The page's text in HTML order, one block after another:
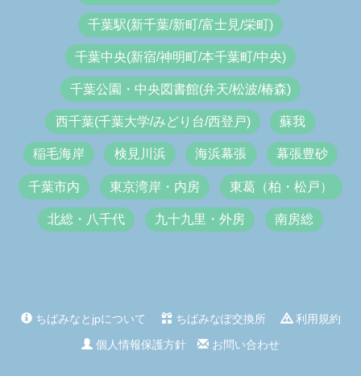
千葉駅(新千葉/新町/富士見/栄町)
千葉中央(新宿/神明町/本千葉町/中央)
千葉公園・中央図書館(弁天/松波/椿森)
西千葉(千葉大学/みどり台/西登戸) 蘇我
稲毛海岸 検見川浜 海浜幕張 幕張豊砂
千葉市内 東京湾岸・内房 東葛（柏・松戸）
北総・八千代 九十九里・外房 南房総
ちばみなとjpについて ちばみなぽ交換所
利用規約
個人情報保護方針
お問い合わせ